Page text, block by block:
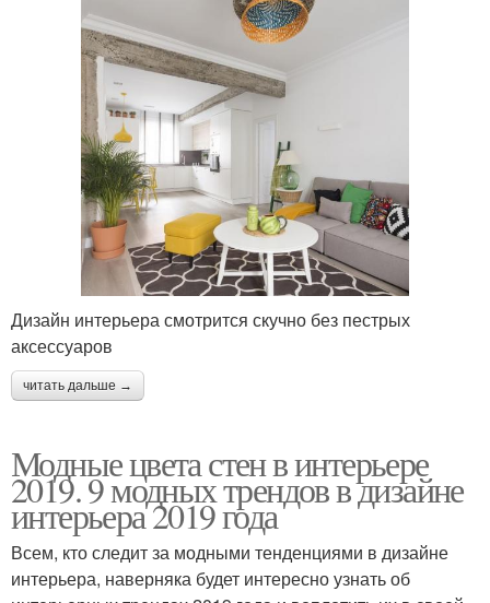
Дизайн интерьера смотрится скучно без пестрых
аксессуаров
читать дальше →
Модные цвета стен в интерьере
2019. 9 модных трендов в дизайне
интерьера 2019 года
Всем, кто следит за модными тенденциями в дизайне
интерьера, наверняка будет интересно узнать об